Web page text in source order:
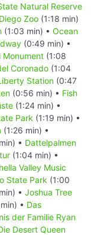
Natural Reserve
Zoo (1:18 min)
(1:03 min) • Ocean
(0:49 min) •
Monument (1:08
Coronado (1:04
Station (0:47
(0:56 min) • Fish
(1:24 min) •
Park (1:19 min) •
(1:26 min) •
• Dattelpalmen
(1:04 min) •
Valley Music
State Park (1:00
• Joshua Tree
• Das
der Familie Ryan
Desert Queen